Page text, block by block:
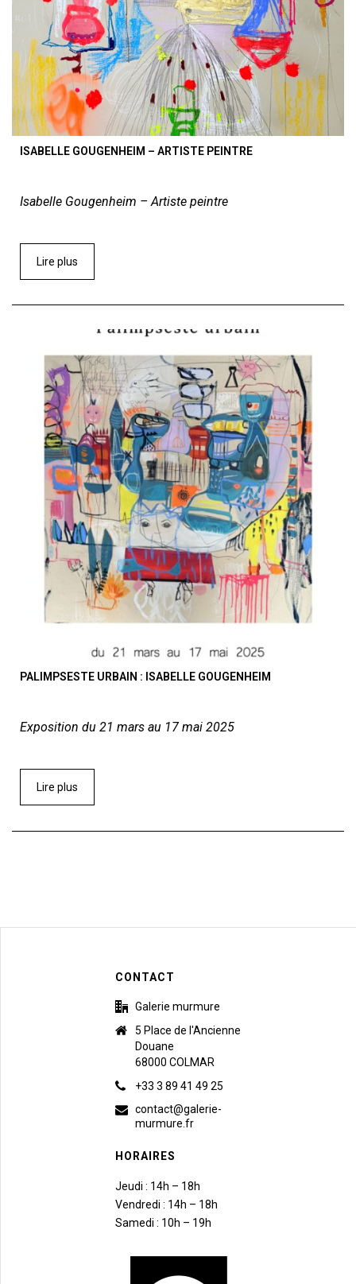
ISABELLE GOUGENHEIM – ARTISTE PEINTRE
Isabelle Gougenheim – Artiste peintre
Lire plus
PALIMPSESTE URBAIN : ISABELLE GOUGENHEIM
Exposition du 21 mars au 17 mai 2025
Lire plus
CONTACT
Galerie murmure
5 Place de l'Ancienne
Douane
68000 COLMAR
+33 3 89 41 49 25
contact@galerie-
murmure.fr
HORAIRES
Jeudi : 14h – 18h
Vendredi : 14h – 18h
Samedi : 10h – 19h